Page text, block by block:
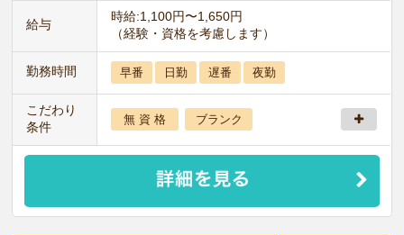
給与
時給:1,100円〜1,650円
（経験・資格を考慮します）
勤務時間 早番 日勤 遅番 夜勤
こだわり
条件
無 資 格 ブランク